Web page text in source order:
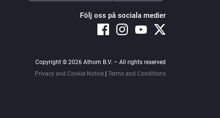
Följ oss på sociala medier
Copyright © 2026 Athom B.V. – All rights reserved
Privacy and Cookie Notice |Terms and Conditions